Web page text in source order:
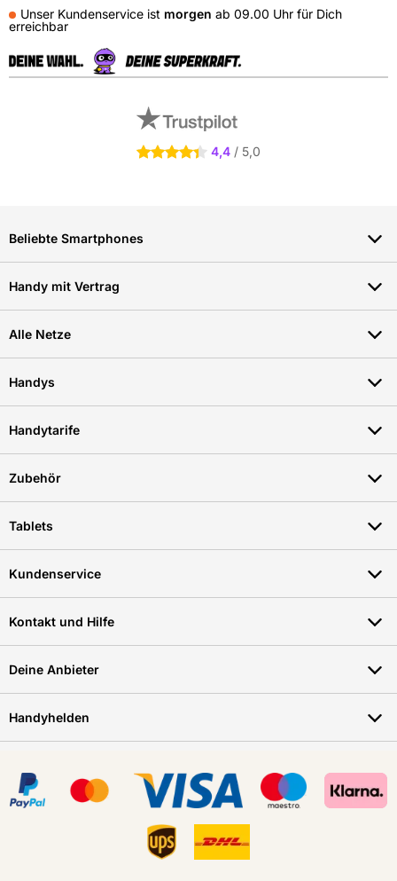
Unser Kundenservice ist morgen ab 09.00 Uhr für Dich
erreichbar
4.4 Sterne 4,4 / 5,0
Beliebte Smartphones
Handy mit Vertrag
Alle Netze
Handys
Handytarife
Zubehör
Tablets
Kundenservice
Kontakt und Hilfe
Deine Anbieter
Handyhelden